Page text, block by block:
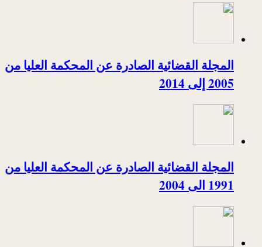
المجلة القضائية الصادرة عن المحكمة العليا من
2005 إلى 2014
المجلة القضائية الصادرة عن المحكمة العليا من
1991 الى 2004